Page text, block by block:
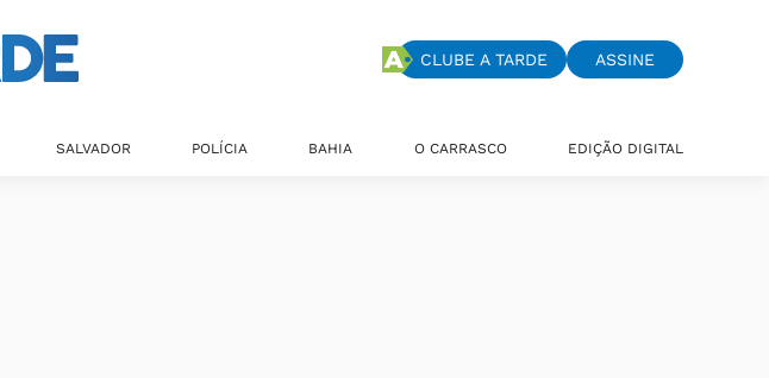
CLUBE A TARDE ASSINE
SALVADOR POLÍCIA BAHIA O CARRASCO EDIÇÃO DIGITAL